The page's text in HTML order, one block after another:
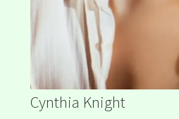
Home
My Account
Cynthia Knight